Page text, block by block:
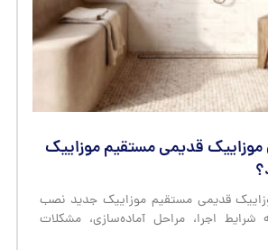
موزاییک قدیمی مستقیم موزاییک
قدیمی مستقیم موزاییک جدید نصب
شرایط اجرا، مراحل آماده‌سازی، مشکلات